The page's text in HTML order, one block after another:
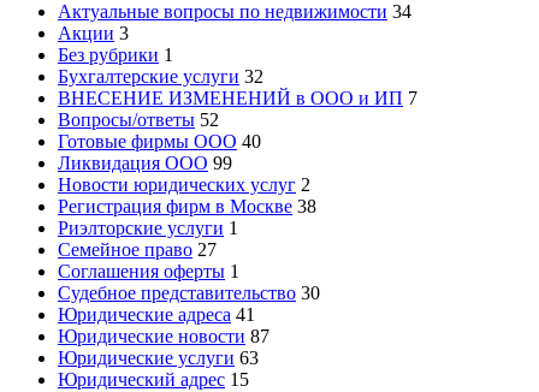
Актуальные вопросы по недвижимости 34
Акции 3
Без рубрики 1
Бухгалтерские услуги 32
ВНЕСЕНИЕ ИЗМЕНЕНИЙ в ООО и ИП 7
Вопросы/ответы 52
Готовые фирмы ООО 40
Ликвидация ООО 99
Новости юридических услуг 2
Регистрация фирм в Москве 38
Риэлторские услуги 1
Семейное право 27
Соглашения оферты 1
Судебное представительство 30
Юридические адреса 41
Юридические новости 87
Юридические услуги 63
Юридический адрес 15